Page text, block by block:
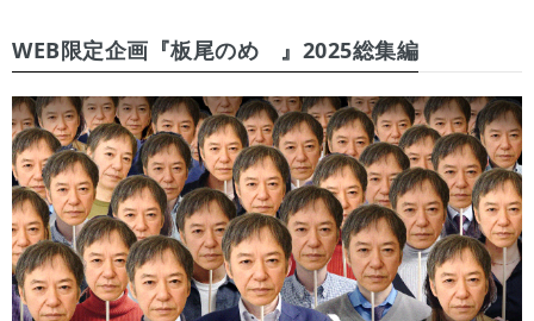
WEB限定企画『板尾のめ゙』2025総集編